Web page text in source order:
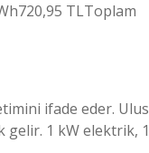
TLToplam
ifade eder.
gelir. 1 kW elektrik,